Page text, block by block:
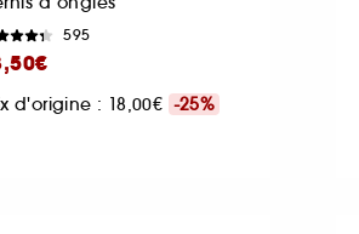
595
d'origine : 18,00€ -25%